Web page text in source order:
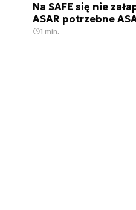
Na SAFE się nie
ASAR potrzebne
1 min.